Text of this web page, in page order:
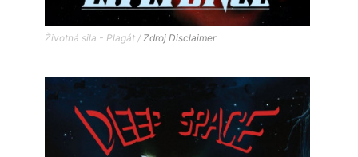
Životná sila - Plagát /Zdroj Disclaimer